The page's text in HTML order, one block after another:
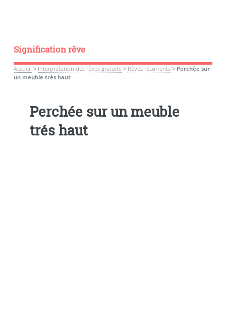
Signification rêve
Accueil > Interprétation des rêves gratuite> Rêves récurrents> Perchée sur
un meuble trés haut
Perchée sur un meuble
trés haut